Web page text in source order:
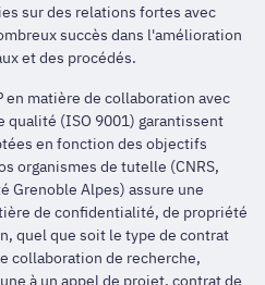
sur des relations fortes avec
succès dans l'amélioration
et des procédés.
en matière de collaboration avec
qualité (ISO 9001) garantissent
en fonction des objectifs
organismes de tutelle (CNRS,
Grenoble Alpes) assure une
de confidentialité, de propriété
quel que soit le type de contrat
collaboration de recherche,
à un appel de projet, contrat de